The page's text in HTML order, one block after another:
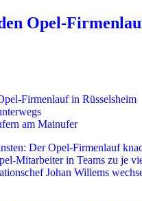
Opel-
Firmenlauf in Rüsselsheim
am Mainufer
Der Opel-Firmenlauf
Mitarbeiter in Teams zu je
Johan Willems